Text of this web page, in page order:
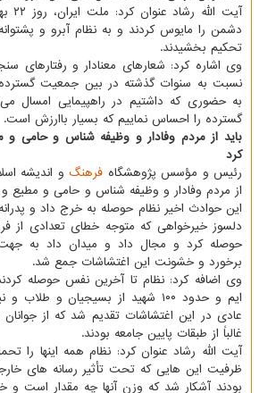
آیت
دشمن را مایوس کردند و به نظام آبرو و
تحکیم بخشیدند.
وی اشاره کرد: شعارهای معنادار و رفتارهای
نسبت به سنوات گذشته در بین جمعیت گسترده
به حضوری که داشتیم در راهپیمایی امسال
گسترده را احساس نماییم که بسیار باارزش است.
باید از مردم وفادار و وظیفه شناس و حامی و
کرد
رئیس و مؤسس پژوهشگاه فرهنگ و اندیشه
از مردم وفادار و وظیفه شناس و حامی و مطیع و
این حوادث اخیر نظام حوصله به خرج داد و
دلسوز خیرخواهی که متوجه خطای تعدادی از
حوصله کرد و مجال داد و میدان داد به جهت
برخورد و خشونت این اغتشاشات جمع شد.
وی اضافه کرد: نظام تا آخرین نفس حوصله
ایم و حدود ۱۰۰ شهید از بسیجیان و
عادی در این اغتشاشات تقدیم شد که از
غالباً از طبقات پایین جامعه بودند.
آیت الله رشاد عنوان کرد: نظام همه اینها را
ظرفیت این هایی که تحت تأثیر رسانه های
بودند آشکار شد که وزن آنها چه مقدار است و